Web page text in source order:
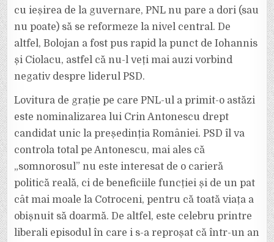
cu ieșirea de la guvernare, PNL nu pare a dori (sau
nu poate) să se reformeze la nivel central. De
altfel, Bolojan a fost pus rapid la punct de Iohannis
și Ciolacu, astfel că nu-l veți mai auzi vorbind
negativ despre liderul PSD.
Lovitura de grație pe care PNL-ul a primit-o astăzi
este nominalizarea lui Crin Antonescu drept
candidat unic la președinția României. PSD îl va
controla total pe Antonescu, mai ales că
„somnorosul” nu este interesat de o carieră
politică reală, ci de beneficiile funcției și de un pat
cât mai moale la Cotroceni, pentru că toată viața a
obișnuit să doarmă. De altfel, este celebru printre
liberali episodul în care i s-a reproșat că într-un an